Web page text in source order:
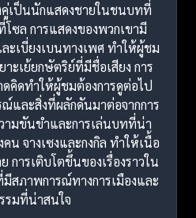
คู่เป็นนักแสดงชายในชนบทที่
ซล การแสดงของพวกเขามี
ะเบี่ยงเบนทางเพศ ทำให้ผู้ชม
ะเย้ยกษัตริย์ที่มีชื่อเสียง การ
ดคิดทำให้ผู้ชมต้องการดูต่อไป
และสิ่งที่ผลักดันมาต่อจากการ
ามขันขำและการเล่นบทที่น่า
น จางเซงและกงกิล ทำให้เนื้อ
การเติบโตขึ้นของเรื่องราวใน
สภาพการณ์ทางการเมืองและ
รมที่น่าสนใจ